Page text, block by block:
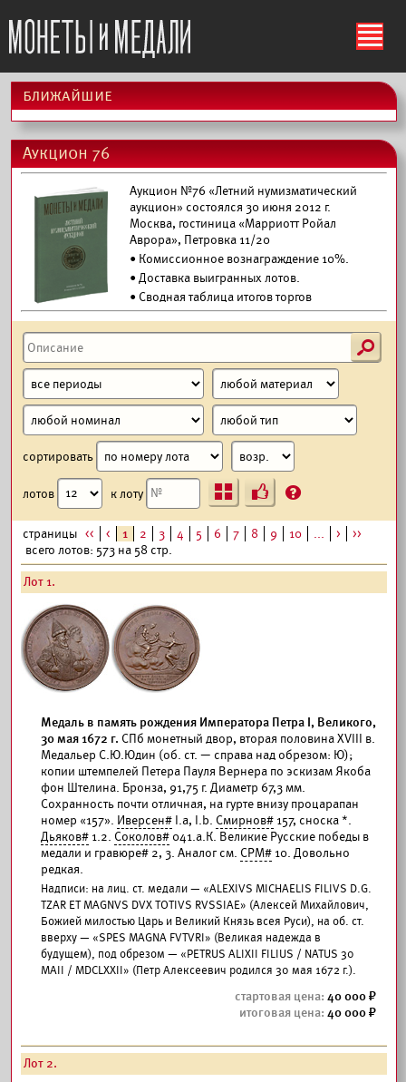
ś
ближайшие
Аукцион 76
Аукцион №76 «Летний нумизматический
аукцион» состоялся 30 июня 2012 г.
Москва, гостиница «Марриотт Ройал
Аврора», Петровка 11/20
• Комиссионное вознаграждение 10%.
• Доставка выигранных лотов.
• Сводная таблица итогов торгов
s
сортировать
лотов к лоту Ъ ?
страницы << < 1 2 3 4 5 6 7 8 9 10 ... >
>>
всего лотов: 573 на 58 стр.
Лот 1.
Медаль в память рождения Императора Петра I, Великого,
30 мая 1672 г. СПб монетный двор, вторая половина XVIII в.
Медальер С.Ю.Юдин (об. ст. — справа над обрезом: Ю);
копии штемпелей Петера Пауля Вернера по эскизам Якоба
фон Штелина. Бронза, 91,75 г. Диаметр 67,3 мм.
Сохранность почти отличная, на гурте внизу процарапан
номер «157». Иверсен# I.a, I.b. Смирнов# 157, сноска *.
Дьяков# 1.2. Соколов# 041.а.К. Великие Русские победы в
медали и гравюре# 2, 3. Аналог см. СРМ# 10. Довольно
редкая.
Надписи: на лиц. ст. медали — «ALEXIVS MICHAELIS FILIVS D.G.
TZAR ET MAGNVS DVX TOTIVS RVSSIAE» (Алексей Михайлович,
Божией милостью Царь и Великий Князь всея Руси), на об. ст.
вверху — «SPES MAGNA FVTVRI» (Великая надежда в
будущем), под обрезом — «PETRUS ALIXII FILIUS / NATUS 30
MAII / MDCLXXII» (Петр Алексеевич родился 30 мая 1672 г.).
40 000
40 000
Лот 2.